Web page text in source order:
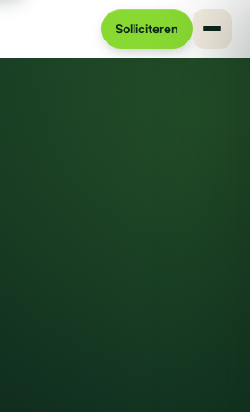
Solliciteren